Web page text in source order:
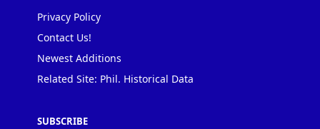
Privacy Policy
Contact Us!
Newest Additions
Related Site: Phil. Historical Data
SUBSCRIBE